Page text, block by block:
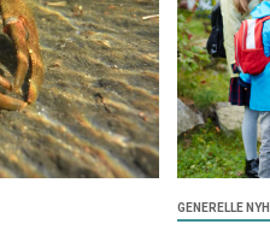
GENERELLE